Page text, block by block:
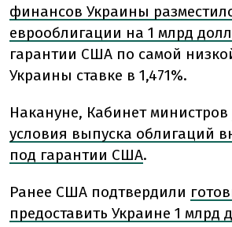
финансов Украины
еврооблигации на 1 млрд
гарантии США по самой
Украины ставке в 1,471%.
Накануне, Кабинет министров
условия выпуска облигаций
под гарантии США.
Ранее США подтвердили
предоставить Украине 1 млрд